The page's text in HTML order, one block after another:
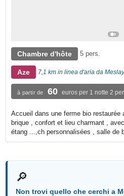
Chambre d'hôte 5 pers.
Aze 7,1 km in linea d'aria da
à partir de 60 euros per 1 notte 2
Accueil dans une ferme bio restaurée
brique , confort et lieu charmant ,
étang ...,ch personnalisées , salle de
🔎
Non trovi quello che cerchi a